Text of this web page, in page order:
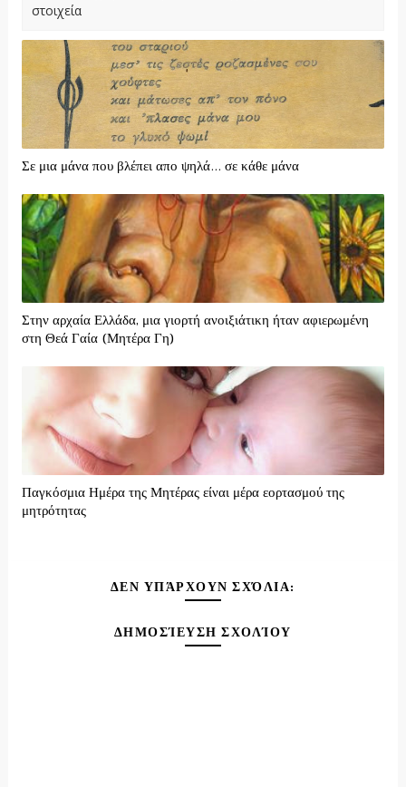
στοιχεία
Σε μια μάνα που βλέπει απο ψηλά... σε κάθε μάνα
Στην αρχαία Ελλάδα, μια γιορτή ανοιξιάτικη ήταν αφιερωμένη
στη Θεά Γαία (Μητέρα Γη)
Παγκόσμια Ημέρα της Μητέρας είναι μέρα εορτασμού της
μητρότητας
ΔΕΝ ΥΠΆΡΧΟΥΝ ΣΧΌΛΙΑ:
ΔΗΜΟΣΊΕΥΣΗ ΣΧΟΛΊΟΥ